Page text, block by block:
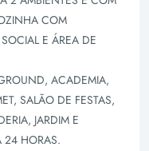
COM
E ÁREA DE
ACADEMIA,
SALÃO DE FESTAS,
JARDIM E
24 HORAS.